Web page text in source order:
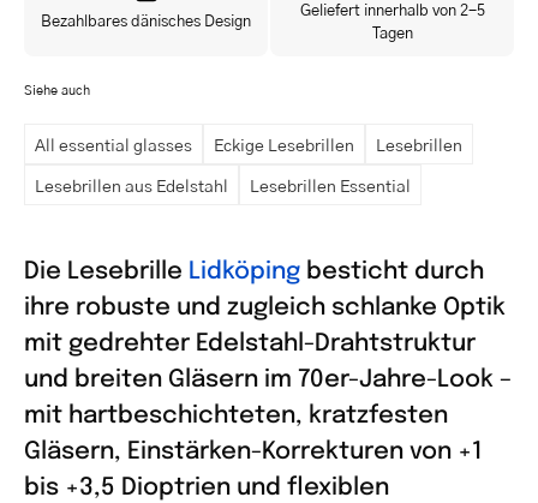
Bezahlbares dänisches Design
Geliefert innerhalb von 2-5
Tagen
Siehe auch
All essential glasses Eckige Lesebrillen
Lesebrillen
Lesebrillen aus Edelstahl
Lesebrillen Essential
Die Lesebrille Lidköping besticht durch
ihre robuste und zugleich schlanke Optik
mit gedrehter Edelstahl-Drahtstruktur
und breiten Gläsern im 70er-Jahre-Look –
mit hartbeschichteten, kratzfesten
Gläsern, Einstärken-Korrekturen von +1
bis +3,5 Dioptrien und flexiblen